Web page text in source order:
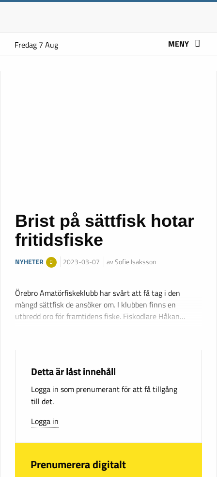
Fredag 7 Aug MENY
Brist på sättfisk hotar
fritidsfiske
NYHETER 2023-03-07 av Sofie Isaksson
Örebro Amatörfiskeklubb har svårt att få tag i den
mängd sättfisk de ansöker om. I klubben finns en
utbredd oro för framtidens fiske. Fiskodlare Håkan…
Detta är låst innehåll
Logga in som prenumerant för att få tillgång
till det.
Logga in
Prenumerera digitalt